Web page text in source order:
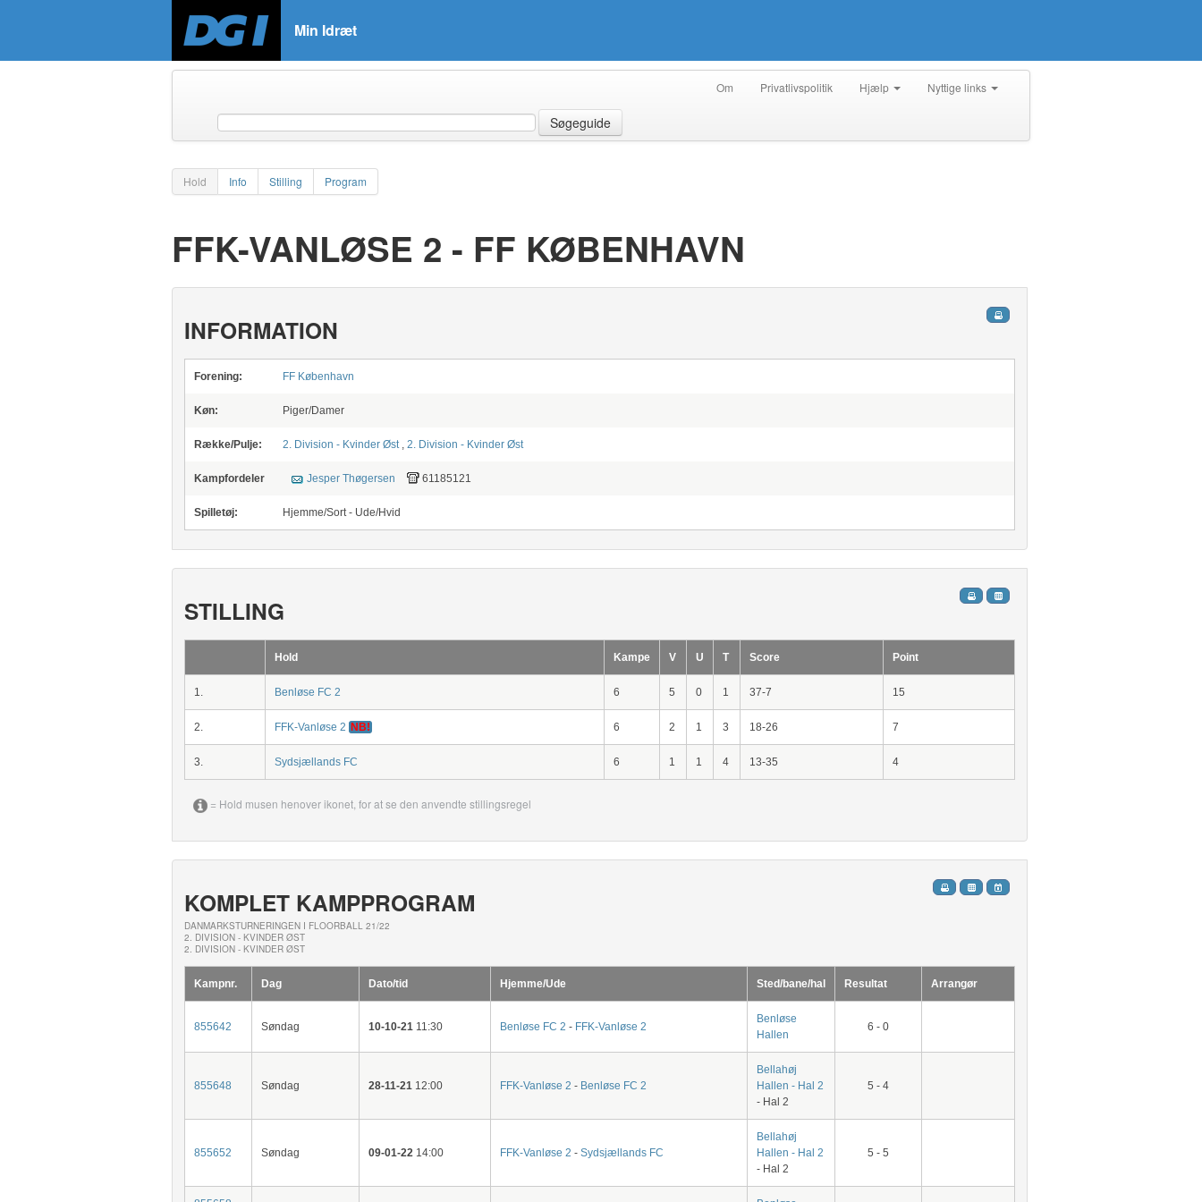
Min Idræt
Om Privatlivspolitik Hjælp Nyttige links
Søgeguide
Hold Info Stilling Program
FFK-VANLØSE 2 - FF KØBENHAVN
INFORMATION
Forening: FF København
Køn: Piger/Damer
Række/Pulje: 2. Division - Kvinder Øst, 2. Division - Kvinder Øst
Kampfordeler Jesper Thøgersen 61185121
Spilletøj: Hjemme/Sort - Ude/Hvid
STILLING
Hold Kampe V U T Score Point
1. Benløse FC 2 6 5 0 1 37-7 15
2. FFK-Vanløse 2 NB! 6 2 1 3 18-26 7
3. Sydsjællands FC 6 1 1 4 13-35 4
= Hold musen henover ikonet, for at se den anvendte stillingsregel
KOMPLET KAMPPROGRAM
DANMARKSTURNERINGEN I FLOORBALL 21/22
2. DIVISION - KVINDER ØST
2. DIVISION - KVINDER ØST
Kampnr. Dag Dato/tid Hjemme/Ude Sted/bane/hal Resultat Arrangør
855642 Søndag 10-10-2111:30 Benløse FC 2 - FFK-Vanløse 2
Benløse
Hallen
6 - 0
855648 Søndag 28-11-2112:00 FFK-Vanløse 2 - Benløse FC 2
Bellahøj
Hallen - Hal 2
- Hal 2
5 - 4
855652 Søndag 09-01-2214:00 FFK-Vanløse 2 - Sydsjællands FC
Bellahøj
Hallen - Hal 2
- Hal 2
5 - 5